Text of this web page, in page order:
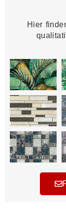
Hier